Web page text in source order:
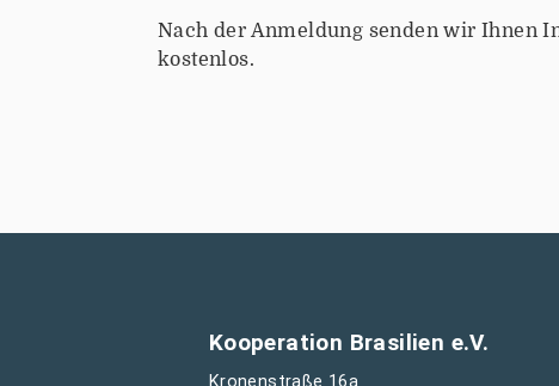
i
e
Nach der Anmeldung senden wir Ihnen
kostenlos.
Kooperation Brasilien e.V.
Kronenstraße 16a